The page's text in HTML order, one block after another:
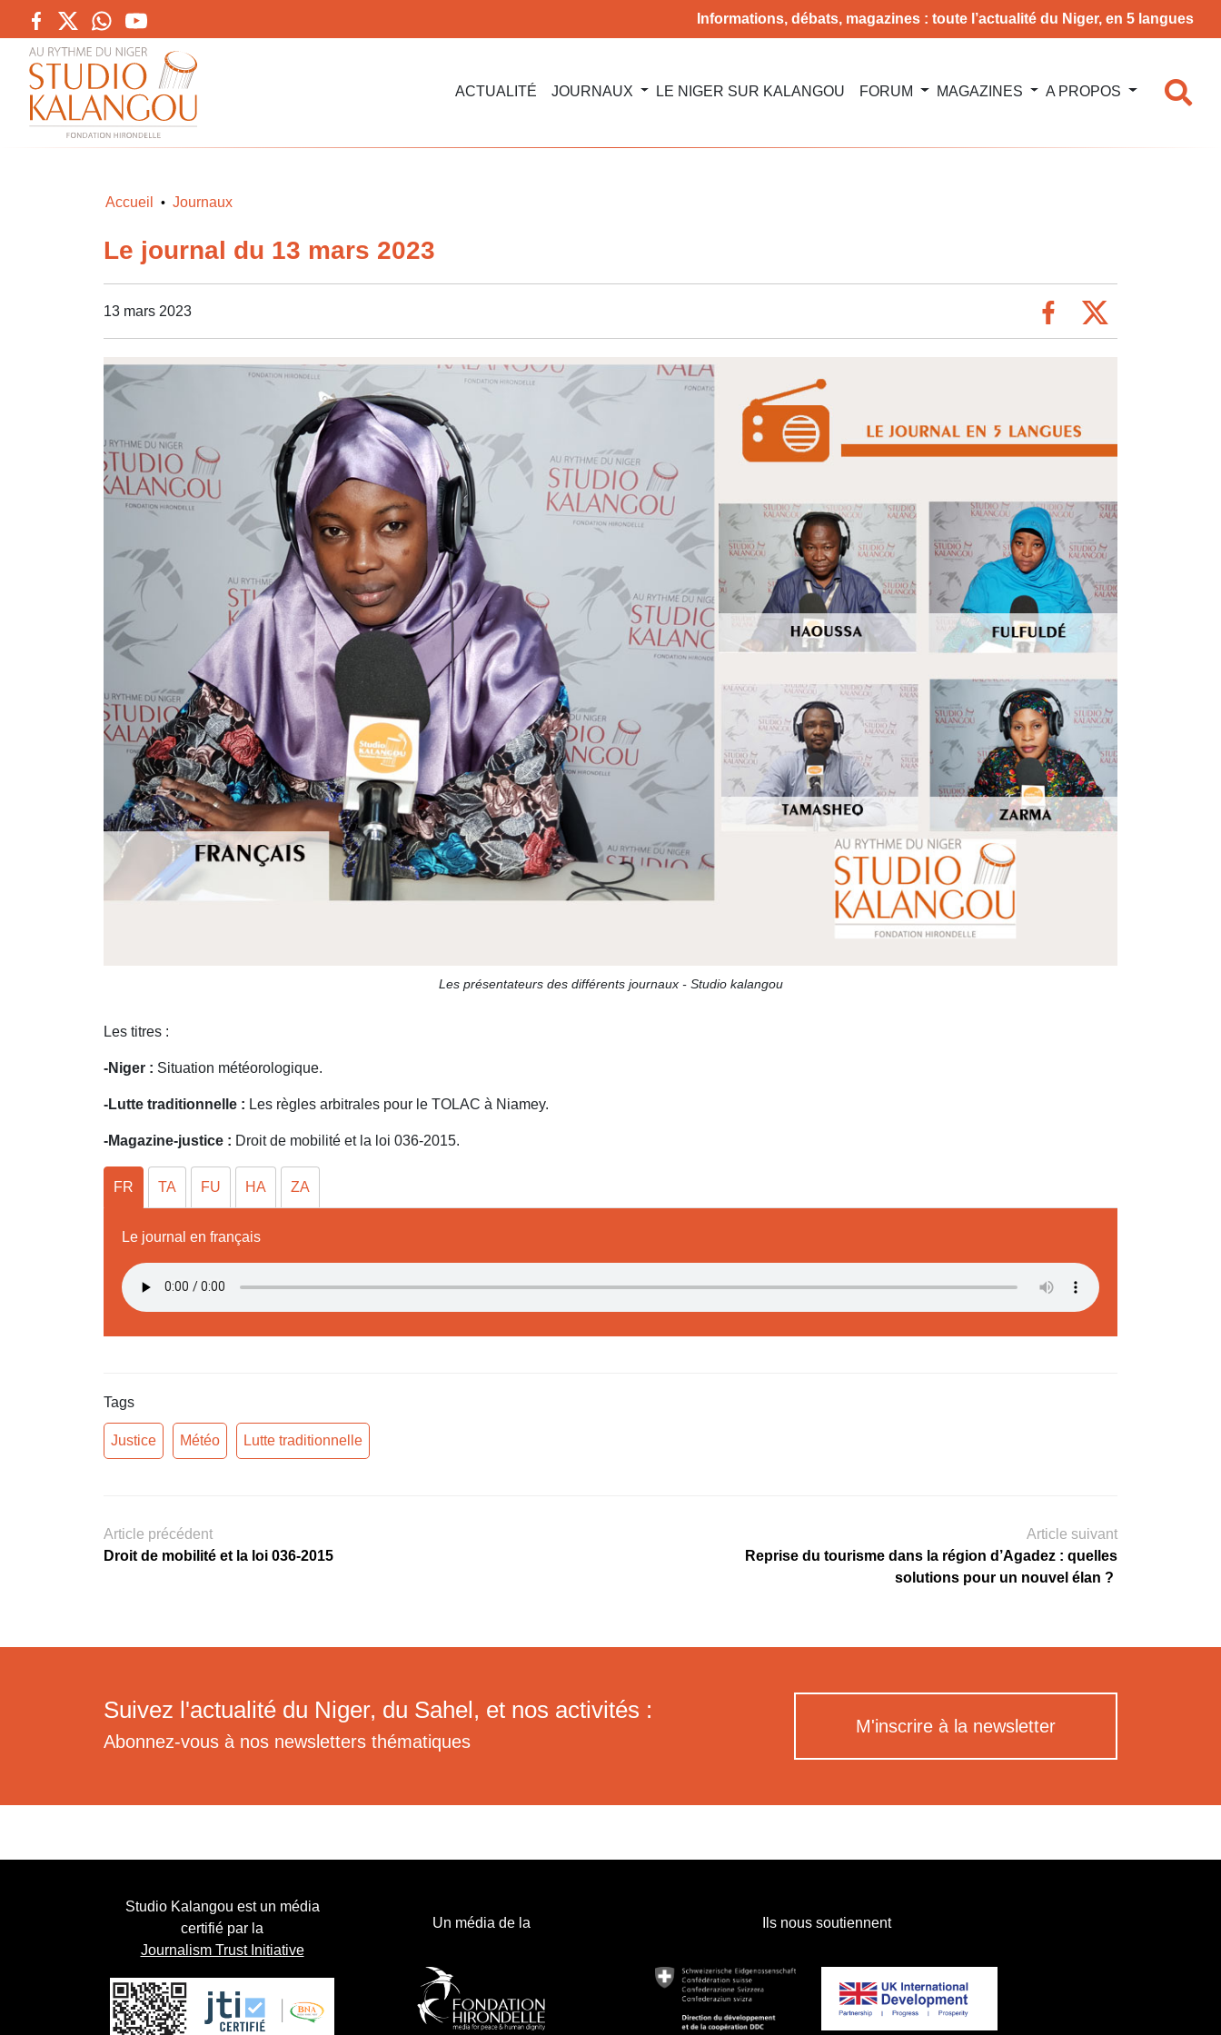
Informations, débats, magazines : toute l’actualité du Niger, en 5 langues
ACTUALITÉ JOURNAUX LE NIGER SUR KALANGOU FORUM MAGAZINES A PROPOS
Accueil • Journaux
Le journal du 13 mars 2023
13 mars 2023
Les présentateurs des différents journaux - Studio kalangou
Les titres :
-Niger : Situation météorologique.
-Lutte traditionnelle : Les règles arbitrales pour le TOLAC à Niamey.
-Magazine-justice : Droit de mobilité et la loi 036-2015.
FR TA FU HA ZA
Le journal en français
Tags
Justice Météo Lutte traditionnelle
Article précédent
Droit de mobilité et la loi 036-2015
Article suivant
Reprise du tourisme dans la région d’Agadez : quelles
solutions pour un nouvel élan ?
Suivez l'actualité du Niger, du Sahel, et nos activités :
Abonnez-vous à nos newsletters thématiques
M'inscrire à la newsletter
Studio Kalangou est un média
certifié par la
Journalism Trust Initiative
Un média de la Ils nous soutiennent